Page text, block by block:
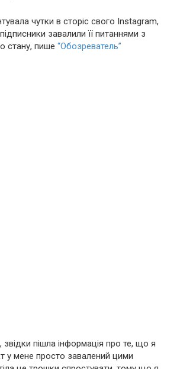
чутки в сторіс свого Instagram,
завалили її питаннями з
стану, пише “Обозреватель”
пішла інформація про те, що я
у мене просто завалений цими